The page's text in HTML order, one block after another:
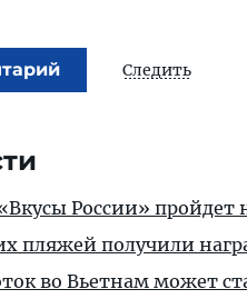
Следить
России» пройдет
пляжей получили
во Вьетнам может